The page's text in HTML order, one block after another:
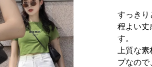
すっきり
程よい丈
す。
上質な
プなので